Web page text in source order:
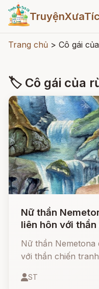
Trang chủ > Cô gái
🏷 Cô gái của
Nữ thần
liên hôn với
La Mã
Nữ thần Nemetona
với thần chiến
ST